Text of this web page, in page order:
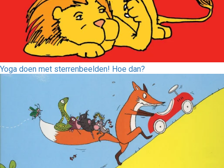
Yoga doen met sterrenbeelden! Hoe dan?